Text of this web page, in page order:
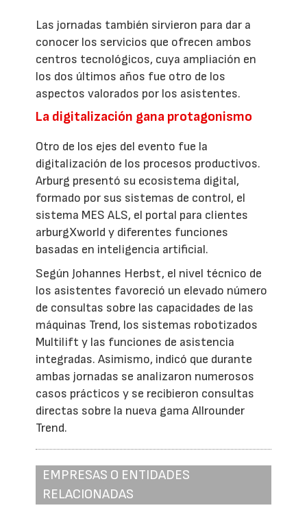
Las jornadas también sirvieron para dar a
conocer los servicios que ofrecen ambos
centros tecnológicos, cuya ampliación en
los dos últimos años fue otro de los
aspectos valorados por los asistentes.
La digitalización gana protagonismo
Otro de los ejes del evento fue la
digitalización de los procesos productivos.
Arburg presentó su ecosistema digital,
formado por sus sistemas de control, el
sistema MES ALS, el portal para clientes
arburgXworld y diferentes funciones
basadas en inteligencia artificial.
Según Johannes Herbst, el nivel técnico de
los asistentes favoreció un elevado número
de consultas sobre las capacidades de las
máquinas Trend, los sistemas robotizados
Multilift y las funciones de asistencia
integradas. Asimismo, indicó que durante
ambas jornadas se analizaron numerosos
casos prácticos y se recibieron consultas
directas sobre la nueva gama Allrounder
Trend.
EMPRESAS O ENTIDADES
RELACIONADAS